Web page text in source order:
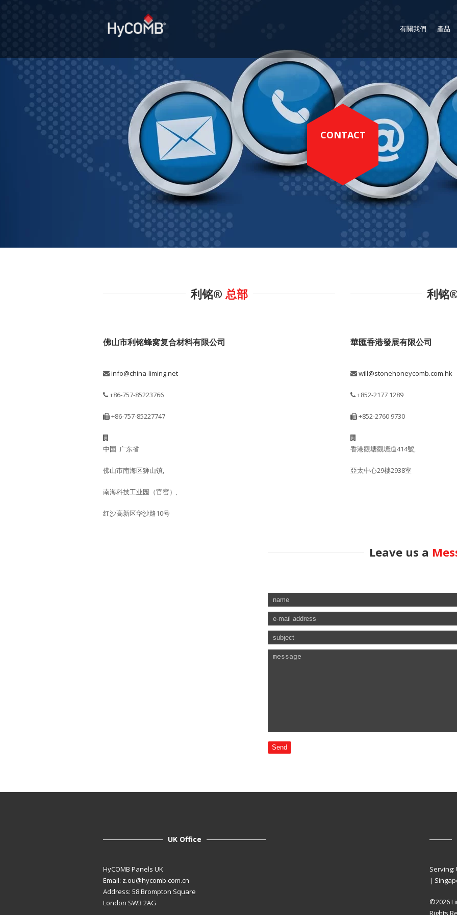
有關我們 產品
CONTACT
利铭® 总部
佛山市利铭蜂窝复合材料有限公司
info@china-liming.net
+86-757-85223766
+86-757-85227747
中国 广东省
佛山市南海区狮山镇,
南海科技工业园（官窑）,
红沙高新区华沙路10号
利铭
華匯香港發展有限公司
will@stonehoneycomb.com.hk
+852-2177 1289
+852-2760 9730
香港觀塘觀塘道414號,
亞太中心29樓2938室
Leave us a
UK Office
HyCOMB Panels UK
Email: z.ou@hycomb.com.cn
Address: 58 Brompton Square
London SW3 2AG
|
©2026
Rights